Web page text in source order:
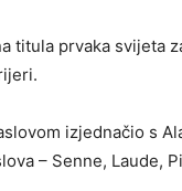
titula prvaka svijeta
izjednačio s
– Senne, Laude,